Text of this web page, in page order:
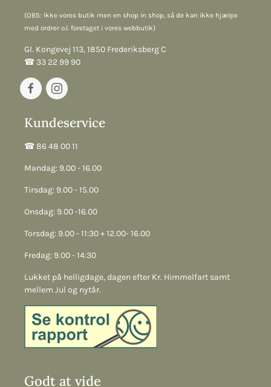
(OBS: Ikke vores butik men en shop in shop, så de kan ikke hjælpe
med ordrer o.l. foretaget i vores webbutik)
Gl. Kongevej 113, 1850 Frederiksberg C
☎︎ 33 22 99 90
Kundeservice
☎︎ 86 48 00 11
Mandag: 9.00 - 16.00
Tirsdag: 9.00 - 15.00
Onsdag: 9.00 -16.00
Torsdag: 9.00 - 11:30 + 12.00- 16.00
Fredag: 9.00 - 14:30
Lukket på helligdage, dagen efter Kr. Himmelfart samt
mellem Jul og nytår.
Godt at vide